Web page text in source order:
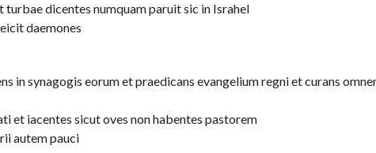
dicentes numquam paruit sic in Israhel
daemones
in synagogis eorum et praedicans evangelium regni et curans
et iacentes sicut oves non habentes pastorem
autem pauci